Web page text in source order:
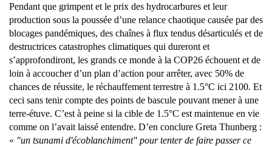
Pendant que grimpent et le prix des hydrocarbures et leur
production sous la poussée d’une relance chaotique causée par des
blocages pandémiques, des chaînes à flux tendus désarticulés et de
destructrices catastrophes climatiques qui dureront et
s’approfondiront, les grands ce monde à la COP26 échouent et de
loin à accoucher d’un plan d’action pour arrêter, avec 50% de
chances de réussite, le réchauffement terrestre à 1.5°C ici 2100. Et
ceci sans tenir compte des points de bascule pouvant mener à une
terre-étuve. C’est à peine si la cible de 1.5°C est maintenue en vie
comme on l’avait laissé entendre. D’en conclure Greta Thunberg :
« "un tsunami d'écoblanchiment" pour tenter de faire passer ce